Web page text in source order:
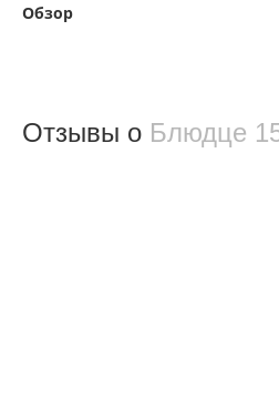
Обзор
Отзывы о Блюдце